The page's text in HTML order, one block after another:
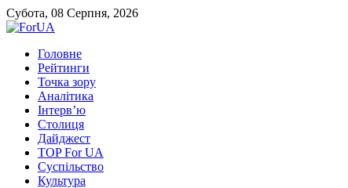
Субота, 08 Серпня, 2026
Головне
Рейтинги
Точка зору
Аналітика
Інтерв’ю
Столиця
Дайджест
TOP For UA
Суспiльство
Культура